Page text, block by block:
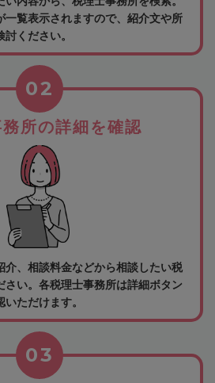
一覧表示されますので、紹介文や所
ください。
所の詳細を確認
02
介、相談料金などから相談したい税
さい。各税理士事務所は詳細ボタン
ただけます。
03